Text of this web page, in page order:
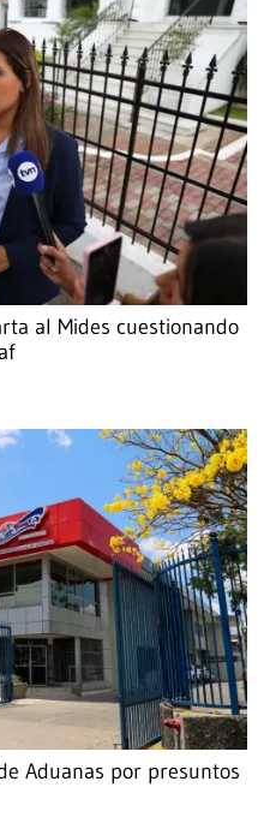
al Mides cuestionando
Aduanas por presuntos